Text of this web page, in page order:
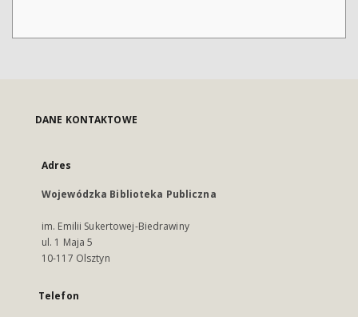
DANE KONTAKTOWE
Adres
Wojewódzka Biblioteka Publiczna
im. Emilii Sukertowej-Biedrawiny
ul. 1 Maja 5
10-117 Olsztyn
Telefon